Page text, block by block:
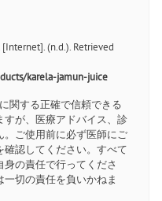
[Internet]. (n.d.). Retrieved
karela-jamun-juice
関する正確で信頼できる
が、医療アドバイス、診
ご使用前に必ず医師にご
認してください。すべて
の責任で行ってくださ
切の責任を負いかねま